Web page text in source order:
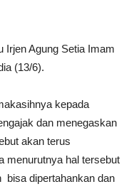
Irjen Agung Setia Imam
(13/6).
kepada
dan menegaskan
akan terus
menurutnya hal tersebut
bisa dipertahankan dan